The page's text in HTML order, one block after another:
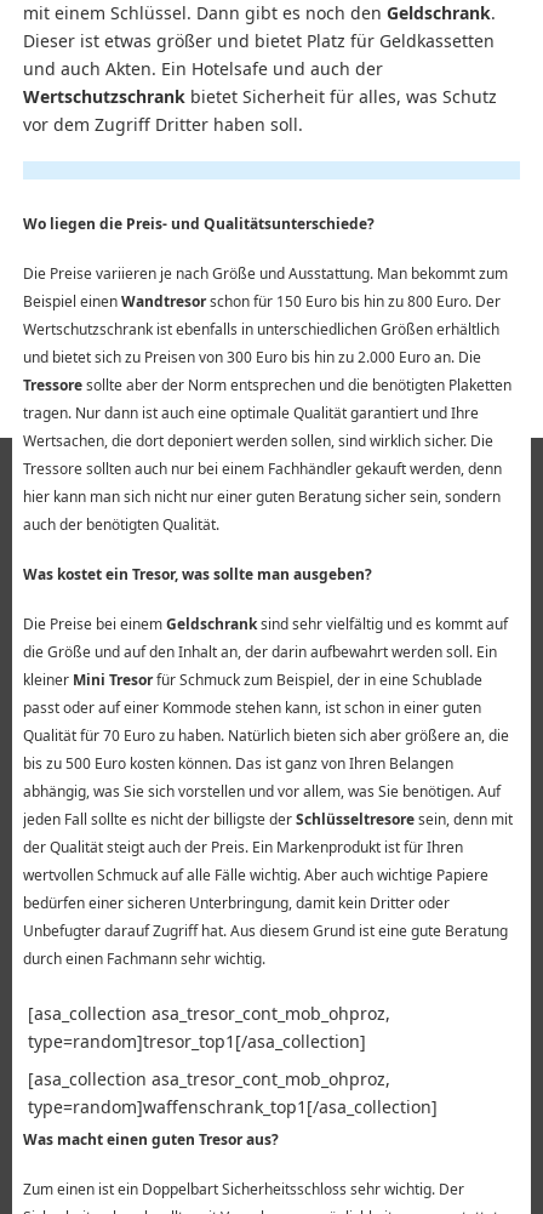
mit einem Schlüssel. Dann gibt es noch den Geldschrank.
Dieser ist etwas größer und bietet Platz für Geldkassetten
und auch Akten. Ein Hotelsafe und auch der
Wertschutzschrankbietet Sicherheit für alles, was Schutz
vor dem Zugriff Dritter haben soll.
Wo liegen die Preis- und Qualitätsunterschiede?
Die Preise variieren je nach Größe und Ausstattung. Man bekommt zum
Beispiel einenWandtresorschon für 150 Euro bis hin zu 800 Euro. Der
Wertschutzschrank ist ebenfalls in unterschiedlichen Größen erhältlich
und bietet sich zu Preisen von 300 Euro bis hin zu 2.000 Euro an. Die
Tressoresollte aber der Norm entsprechen und die benötigten Plaketten
tragen. Nur dann ist auch eine optimale Qualität garantiert und Ihre
Wertsachen, die dort deponiert werden sollen, sind wirklich sicher. Die
Tressore sollten auch nur bei einem Fachhändler gekauft werden, denn
hier kann man sich nicht nur einer guten Beratung sicher sein, sondern
auch der benötigten Qualität.
Was kostet ein Tresor, was sollte man ausgeben?
Die Preise bei einemGeldschranksind sehr vielfältig und es kommt auf
die Größe und auf den Inhalt an, der darin aufbewahrt werden soll. Ein
kleiner Mini Tresorfür Schmuck zum Beispiel, der in eine Schublade
passt oder auf einer Kommode stehen kann, ist schon in einer guten
Qualität für 70 Euro zu haben. Natürlich bieten sich aber größere an, die
bis zu 500 Euro kosten können. Das ist ganz von Ihren Belangen
abhängig, was Sie sich vorstellen und vor allem, was Sie benötigen. Auf
jeden Fall sollte es nicht der billigste derSchlüsseltresoresein, denn mit
der Qualität steigt auch der Preis. Ein Markenprodukt ist für Ihren
wertvollen Schmuck auf alle Fälle wichtig. Aber auch wichtige Papiere
bedürfen einer sicheren Unterbringung, damit kein Dritter oder
Unbefugter darauf Zugriff hat. Aus diesem Grund ist eine gute Beratung
durch einen Fachmann sehr wichtig.
[asa_collection asa_tresor_cont_mob_ohproz,
type=random]tresor_top1[/asa_collection]
[asa_collection asa_tresor_cont_mob_ohproz,
type=random]waffenschrank_top1[/asa_collection]
Was macht einen guten Tresor aus?
Zum einen ist ein Doppelbart Sicherheitsschloss sehr wichtig. Der